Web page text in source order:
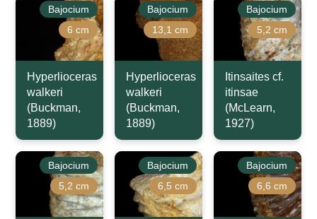
Bajocium
6 cm
Hyperlioceras
walkeri
(Buckman,
1889)
Bajocium
13,1 cm
Hyperlioceras
walkeri
(Buckman,
1889)
Bajocium
5,2 cm
Itinsaites cf.
itinsae
(McLearn,
1927)
Bajocium
5,2 cm
Bajocium
6,5 cm
Bajocium
6,6 cm